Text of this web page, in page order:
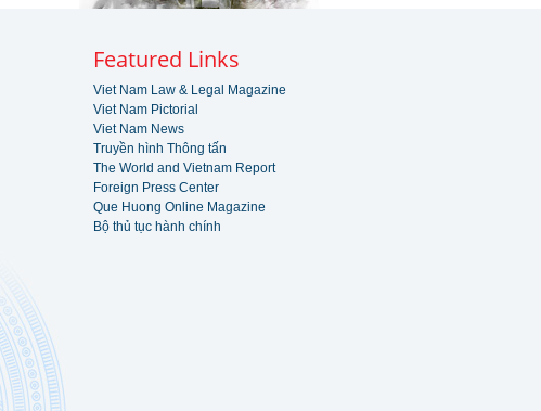
Featured Links
Viet Nam Law & Legal Magazine
Viet Nam Pictorial
Viet Nam News
Truyền hình Thông tấn
The World and Vietnam Report
Foreign Press Center
Que Huong Online Magazine
Bộ thủ tục hành chính